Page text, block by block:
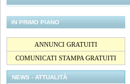
IN PRIMO PIANO
ANNUNCI GRATUITI
COMUNICATI STAMPA GRATUITI
NEWS - ATTUALITÀ